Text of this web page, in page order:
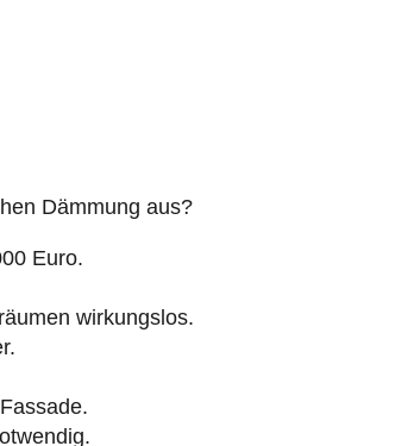
Dämmung aus?
Euro.
wirkungslos.